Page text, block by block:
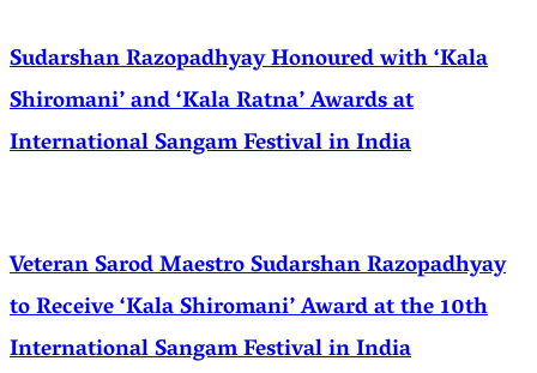
Sudarshan Razopadhyay Honoured with ‘Kala
Shiromani’ and ‘Kala Ratna’ Awards at
International Sangam Festival in India
Veteran Sarod Maestro Sudarshan Razopadhyay
to Receive ‘Kala Shiromani’ Award at the 10th
International Sangam Festival in India